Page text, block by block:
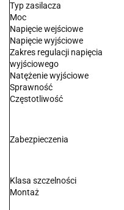
Typ zasilacza
Moc
Napięcie wejściowe
Napięcie wyjściowe
Zakres regulacji napięcia
wyjściowego
Natężenie wyjściowe
Sprawność
Częstotliwość
Zabezpieczenia
Klasa szczelności
Montaż